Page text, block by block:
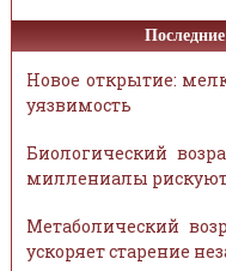
Новое открытие:
уязвимость
Биологический
миллениалы
Метаболический
ускоряет старение